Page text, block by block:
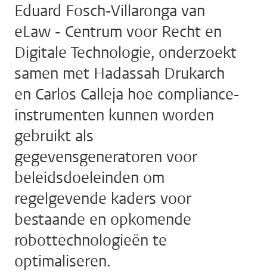
Eduard Fosch-Villaronga van
eLaw - Centrum voor Recht en
Digitale Technologie, onderzoekt
samen met Hadassah Drukarch
en Carlos Calleja hoe compliance-
instrumenten kunnen worden
gebruikt als
gegevensgeneratoren voor
beleidsdoeleinden om
regelgevende kaders voor
bestaande en opkomende
robottechnologieën te
optimaliseren.